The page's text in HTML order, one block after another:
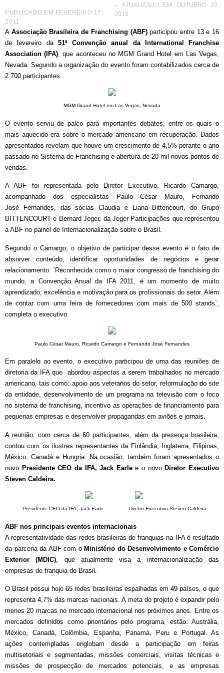
PUBLICADO EM FEVEREIRO 17,
2011
– ATUALIZADO EM OUTUBRO 20,
2015
A Associação Brasileira de Franchising (ABF)participou entre 13 e 16
de fevereiro da 51ª Convenção anual da International Franchise
Association (IFA), que aconteceu no MGM Grand Hotel em Las Vegas,
Nevada. Segundo a organização do evento foram contabilizados cerca de
2.700 participantes.
MGM Grand Hotel em Las Vegas, Nevada
O evento serviu de palco para importantes debates, entre os quais o
mais aquecido era sobre o mercado americano em recuperação. Dados
apresentados revelam que houve um crescimento de 4,5% perante o ano
passado no Sistema de Franchising e abertura de 20 mil novos pontos de
vendas.
A ABF foi representada pelo Diretor Executivo, Ricardo Camargo,
acompanhado dos especialistas Paulo César Mauro, Fernando
José Fernandes, das sócias Claudia e Liana Bittencourt, do Grupo
BITTENCOURT e Bernard Jeger, da Jeger Participações que representou
a ABF no painel de Internacionalização sobre o Brasil.
Segundo o Camargo, o objetivo de participar desse evento é o fato de
absorver conteúdo, identificar oportunidades de negócios e gerar
relacionamento. `Reconhecida como o maior congresso de franchising do
mundo, a Convenção Anual da IFA 2011, é um momento de muito
aprendizado, excelência e motivação para os profissionais do setor. Além
de contar com uma feira de fornecedores com mais de 500 stands`,
completa o executivo.
Paulo César Mauro, Ricardo Camargo e Fernando José Fernandes
Em paralelo ao evento, o executivo participou de uma das reuniões de
diretoria da IFA que abordou aspectos a serem trabalhados no mercado
americano, tais como: apoio aos veteranos do setor, reformulação do site
da entidade, desenvolvimento de um programa na televisão com o foco
no sistema de franchising, incentivo as operações de financiamento para
pequenas empresas e desenvolver propagandas em aviões e jornais.
A reunião, com cerca de 60 participantes, além da presença brasileira,
contou com os ilustres representantes da Finlândia, Inglaterra, Filipinas,
México, Canadá e Hungria. Na ocasião, também foram apresentados o
novo Presidente CEO da IFA, Jack Earlee o novoDiretor Executivo
Steven Caldeira.
Presidente CEO da IFA, Jack Earle Diretor Executivo Steven Caldeira
ABF nos principais eventos internacionais
A representatividade das redes brasileiras de franquias na IFA é resultado
da parceria da ABF com o Ministério do Desenvolvimento e Comércio
Exterior (MDIC) , que atualmente visa a internacionalização das
empresas de franquia do Brasil.
O Brasil possui hoje 65 redes brasileiras espalhadas em 49 países, o que
representa 4,7% das marcas nacionais. A meta do projeto é expandir pelo
menos 20 marcas no mercado internacional nos próximos anos. Entre os
mercados definidos como prioritários pelo programa, estão: Austrália,
México, Canadá, Colômbia, Espanha, Panamá, Peru e Portugal. As
ações contempladas englobam desde a participação em feiras
multisetoriais e segmentadas, missões comerciais, visitas técnicas e
missões de prospecção de mercados potenciais, e as empresas